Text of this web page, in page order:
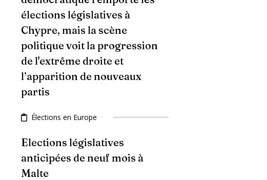
élections législatives à
Chypre, mais la scène
politique voit la progression
de l'extrême droite et
l’apparition de nouveaux
partis
Élections en Europe
Elections législatives
anticipées de neuf mois à
Malte